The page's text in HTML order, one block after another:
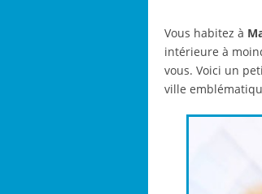
Vous habitez à
intérieure à
vous. Voici un
ville